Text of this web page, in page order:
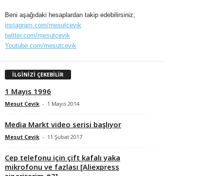
Beni aşağıdaki hesaplardan takip edebilirsiniz;
instagram.com/mesutcevik
twitter.com/mesutcevik
Youtube.com/mesutcevik
İLGİNİZİ ÇEKEBİLİR
1 Mayıs 1996
Mesut Cevik - 1 Mayıs 2014
Media Markt video serisi başlıyor
Mesut Cevik - 11 Şubat 2017
Cep telefonu için çift kafalı yaka
mikrofonu ve fazlası [Aliexpress